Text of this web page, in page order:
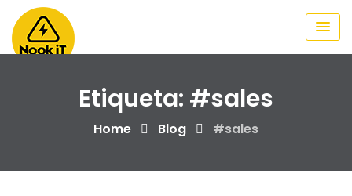
Skip
to
content
Etiqueta: #sales
Home Blog #sales